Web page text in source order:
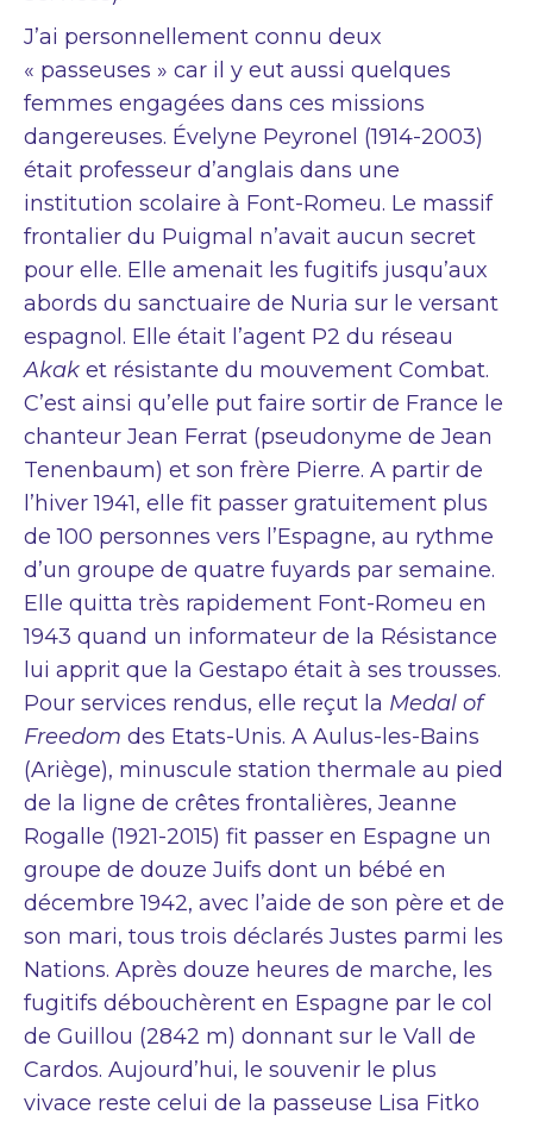
J’ai personnellement connu deux
« passeuses » car il y eut aussi quelques
femmes engagées dans ces missions
dangereuses. Évelyne Peyronel (1914-2003)
était professeur d’anglais dans une
institution scolaire à Font-Romeu. Le massif
frontalier du Puigmal n’avait aucun secret
pour elle. Elle amenait les fugitifs jusqu’aux
abords du sanctuaire de Nuria sur le versant
espagnol. Elle était l’agent P2 du réseau
Akak et résistante du mouvement Combat.
C’est ainsi qu’elle put faire sortir de France le
chanteur Jean Ferrat (pseudonyme de Jean
Tenenbaum) et son frère Pierre. A partir de
l’hiver 1941, elle fit passer gratuitement plus
de 100 personnes vers l’Espagne, au rythme
d’un groupe de quatre fuyards par semaine.
Elle quitta très rapidement Font-Romeu en
1943 quand un informateur de la Résistance
lui apprit que la Gestapo était à ses trousses.
Pour services rendus, elle reçut la Medal of
Freedom des Etats-Unis. A Aulus-les-Bains
(Ariège), minuscule station thermale au pied
de la ligne de crêtes frontalières, Jeanne
Rogalle (1921-2015) fit passer en Espagne un
groupe de douze Juifs dont un bébé en
décembre 1942, avec l’aide de son père et de
son mari, tous trois déclarés Justes parmi les
Nations. Après douze heures de marche, les
fugitifs débouchèrent en Espagne par le col
de Guillou (2842 m) donnant sur le Vall de
Cardos. Aujourd’hui, le souvenir le plus
vivace reste celui de la passeuse Lisa Fitko